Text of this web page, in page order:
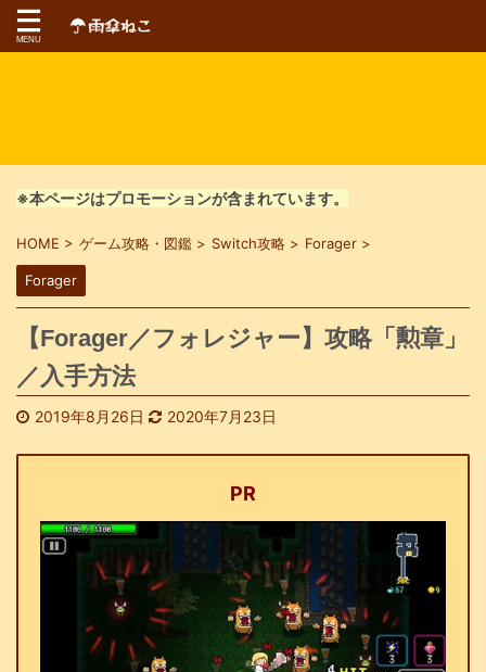
※本ページはプロモーションが含まれています。
HOME > ゲーム攻略・図鑑 > Switch攻略 > Forager >
Forager
【Forager／フォレジャー】攻略「勲章」
／入手方法
2019年8月26日 2020年7月23日
PR